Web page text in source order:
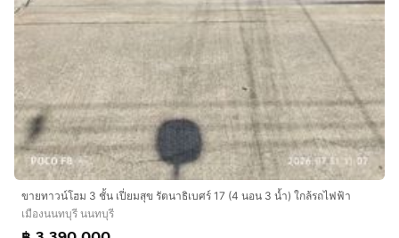
ขายทาวน์โฮม 3 ชั้น เปี่ยมสุข รัตนาธิเบศร์ 17 (4 นอน 3 น้ำ) ใกล้รถไฟฟ้า
เมืองนนทบุรี นนทบุรี